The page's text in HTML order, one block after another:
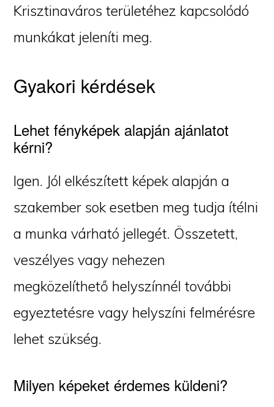
Krisztinaváros területéhez kapcsolódó
munkákat jeleníti meg.
Gyakori kérdések
Lehet fényképek alapján ajánlatot
kérni?
Igen. Jól elkészített képek alapján a
szakember sok esetben meg tudja ítélni
a munka várható jellegét. Összetett,
veszélyes vagy nehezen
megközelíthető helyszínnél további
egyeztetésre vagy helyszíni felmérésre
lehet szükség.
Milyen képeket érdemes küldeni?